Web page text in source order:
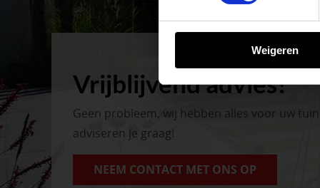
Weigeren
Vrijblijvend advies?
Geen probleem, wij hebben alles voor uw
adviseren je graag!
NEEM CONTACT MET ONS OP
BEKIJK ONZE